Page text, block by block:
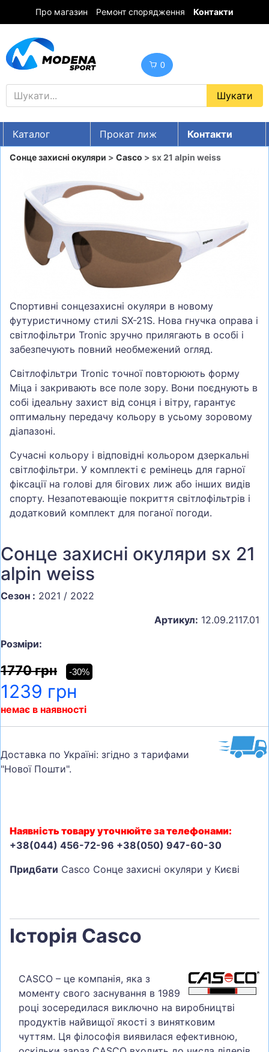
Про магазин Ремонт спорядження Контакти
0
Каталог Прокат лиж
Контакти
UA RU EN
ГІРСЬКІ ЛИЖІ
СНОУБОРДИ
ОДЯГ
ВЗУТТЯ
ШОЛОМИ, ЗАХИСТ, ОКУЛЯРИ
БІГ, ФІТНЕС, М'ЯЧІ
ВЕЛОСИПЕДИ
САМОКАТИ
ТЕНІС, БАДМІНТОН
ВОДНІ ВИДИ СПОРТУ
ТУРИЗМ
Сонце захисні окуляри > Casco > sx 21 alpin weiss
Спортивні сонцезахисні окуляри в новому
футуристичному стилі SX-21S. Нова гнучка оправа і
світлофільтри Tronic зручно прилягають в особі і
забезпечують повний необмежений огляд.
Світлофільтри Tronic точної повторюють форму
Міца і закривають все поле зору. Вони поєднують в
собі ідеальну захист від сонця і вітру, гарантує
оптимальну передачу кольору в усьому зоровому
діапазоні.
Сучасні кольору і відповідні кольором дзеркальні
світлофільтри. У комплекті є ремінець для гарної
фіксації на голові для бігових лиж або інших видів
спорту. Незапотевающіе покриття світлофільтрів і
додатковий комплект для поганої погоди.
Сонце захисні окуляри sx 21
alpin weiss
Сезон : 2021 / 2022
Артикул: 12.09.2117.01
Розміри:
1770 грн -30%
1239 грн
немає в наявності
Доставка по Україні: згідно з тарифами
"Нової Пошти".
Наявність товару уточнюйте за телефонами:
+38(044) 456-72-96 +38(050) 947-60-30
Придбати Casco Сонце захисні окуляри у Києві
Історія Casco
CASCO – це компанія, яка з
моменту свого заснування в 1989
році зосередилася виключно на виробництві
продуктів найвищої якості з винятковим
чуттям. Ця філософія виявилася ефективною,